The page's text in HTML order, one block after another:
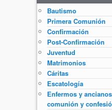
Bautismo
Primera Comunión
Confirmación
Post-Confirmación
Juventud
Matrimonios
Cáritas
Escatología
Enfermos y
comunión y